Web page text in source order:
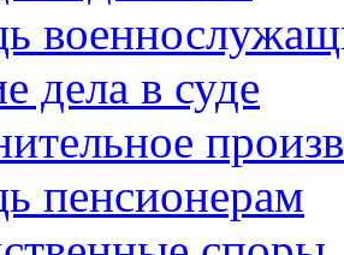
дела в суде
пенсионерам